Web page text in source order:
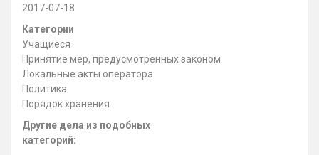
2017-07-18
Категории
Учащиеся
Принятие мер, предусмотренных законом
Локальные акты оператора
Политика
Порядок хранения
Другие дела из подобных
категорий: